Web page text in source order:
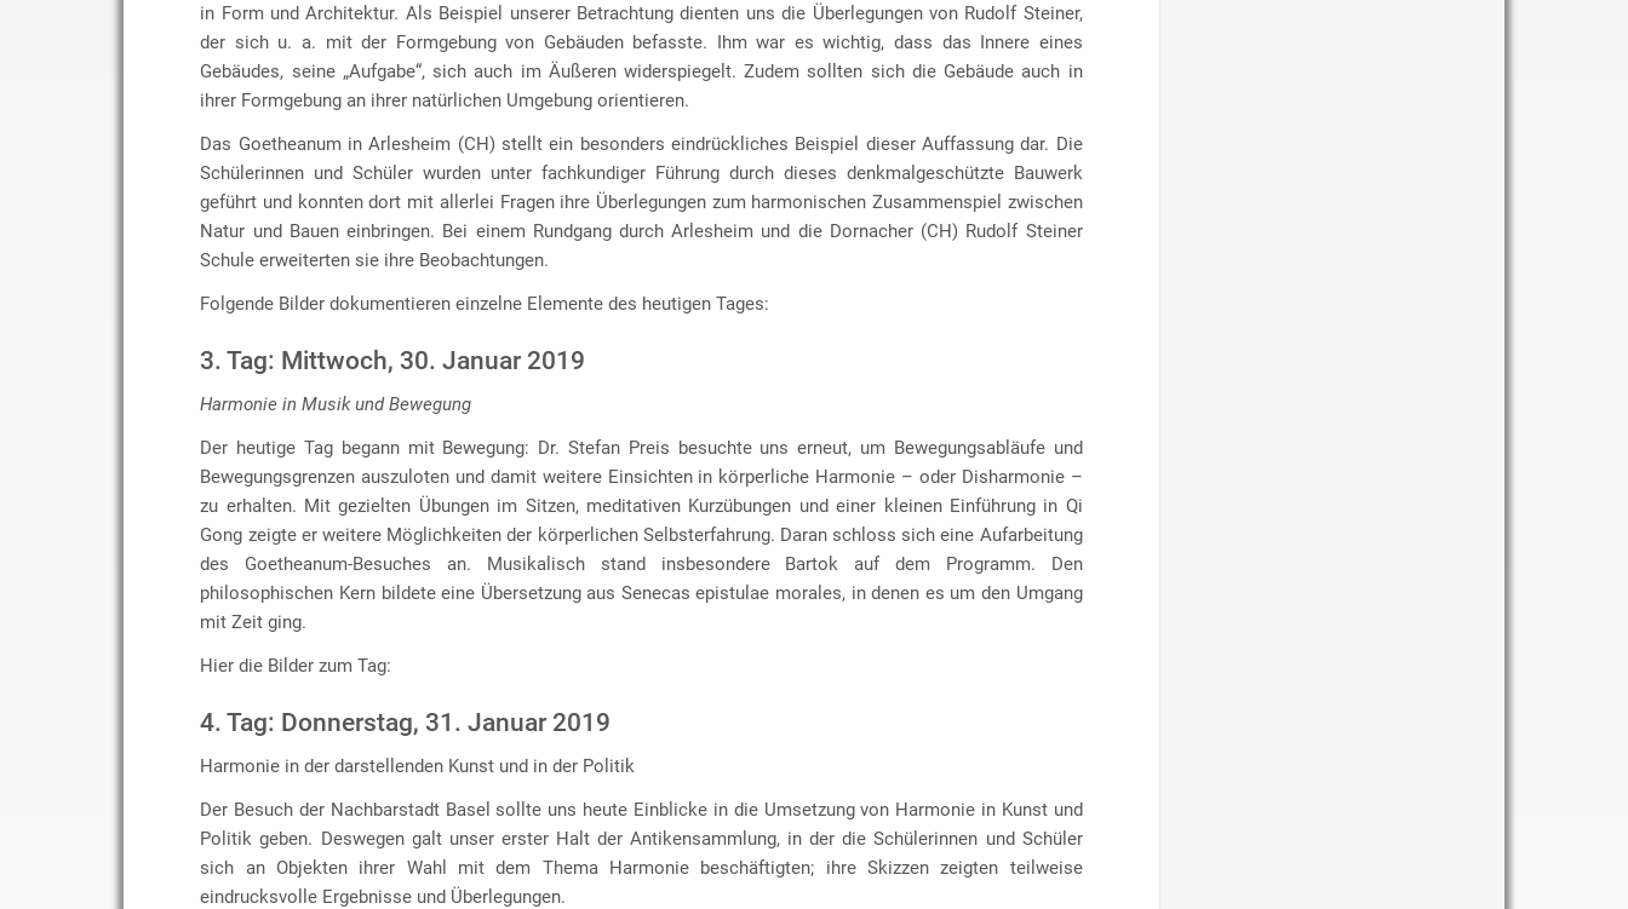
in Form und Architektur. Als Beispiel unserer Betrachtung dienten uns die Überlegungen von Rudolf Steiner,
der sich u. a. mit der Formgebung von Gebäuden befasste. Ihm war es wichtig, dass das Innere eines
Gebäudes, seine „Aufgabe“, sich auch im Äußeren widerspiegelt. Zudem sollten sich die Gebäude auch in
ihrer Formgebung an ihrer natürlichen Umgebung orientieren.
Das Goetheanum in Arlesheim (CH) stellt ein besonders eindrückliches Beispiel dieser Auffassung dar. Die
Schülerinnen und Schüler wurden unter fachkundiger Führung durch dieses denkmalgeschützte Bauwerk
geführt und konnten dort mit allerlei Fragen ihre Überlegungen zum harmonischen Zusammenspiel zwischen
Natur und Bauen einbringen. Bei einem Rundgang durch Arlesheim und die Dornacher (CH) Rudolf Steiner
Schule erweiterten sie ihre Beobachtungen.
Folgende Bilder dokumentieren einzelne Elemente des heutigen Tages:
3. Tag: Mittwoch, 30. Januar 2019
Harmonie in Musik und Bewegung
Der heutige Tag begann mit Bewegung: Dr. Stefan Preis besuchte uns erneut, um Bewegungsabläufe und
Bewegungsgrenzen auszuloten und damit weitere Einsichten in körperliche Harmonie – oder Disharmonie –
zu erhalten. Mit gezielten Übungen im Sitzen, meditativen Kurzübungen und einer kleinen Einführung in Qi
Gong zeigte er weitere Möglichkeiten der körperlichen Selbsterfahrung. Daran schloss sich eine Aufarbeitung
des Goetheanum-Besuches an. Musikalisch stand insbesondere Bartok auf dem Programm. Den
philosophischen Kern bildete eine Übersetzung aus Senecas epistulae morales, in denen es um den Umgang
mit Zeit ging.
Hier die Bilder zum Tag:
4. Tag: Donnerstag, 31. Januar 2019
Harmonie in der darstellenden Kunst und in der Politik
Der Besuch der Nachbarstadt Basel sollte uns heute Einblicke in die Umsetzung von Harmonie in Kunst und
Politik geben. Deswegen galt unser erster Halt der Antikensammlung, in der die Schülerinnen und Schüler
sich an Objekten ihrer Wahl mit dem Thema Harmonie beschäftigten; ihre Skizzen zeigten teilweise
eindrucksvolle Ergebnisse und Überlegungen.